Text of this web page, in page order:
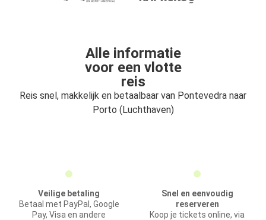
Alle informatie
voor een vlotte
reis
Reis snel, makkelijk en betaalbaar van Pontevedra naar
Porto (Luchthaven)
Veilige betaling
Betaal met PayPal, Google
Pay, Visa en andere
Snel en eenvoudig
reserveren
Koop je tickets online, via